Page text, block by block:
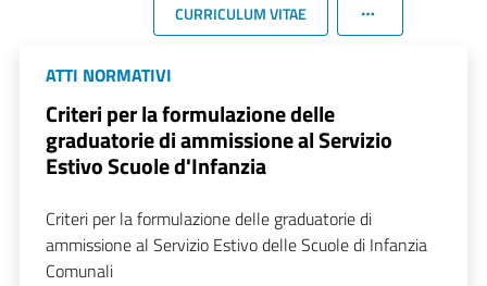
CURRICULUM VITAE
ATTI NORMATIVI
Criteri per la formulazione delle
graduatorie di ammissione al Servizio
Estivo Scuole d'Infanzia
Criteri per la formulazione delle graduatorie di
ammissione al Servizio Estivo delle Scuole di Infanzia
Comunali